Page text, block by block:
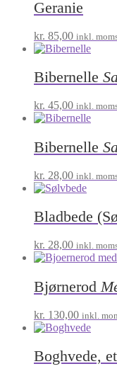
Geranie
kr. 85,00 inkl.
Bibernelle
kr. 45,00 inkl.
Bibernelle
kr. 28,00 inkl.
Bladbede
kr. 28,00 inkl.
Bjørnerod
kr. 130,00 inkl.
Boghvede,